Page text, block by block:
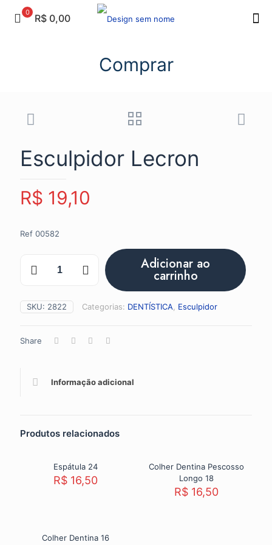
0 R$ 0,00
Comprar
Esculpidor Lecron
R$ 19,10
Ref 00582
Adicionar ao
carrinho
SKU: 2822 Categorias: DENTÍSTICA Esculpidor
Share
Informação adicional
Produtos relacionados
Espátula 24
R$ 16,50
Colher Dentina Pescosso
Longo 18
R$16,50
Colher Dentina 16